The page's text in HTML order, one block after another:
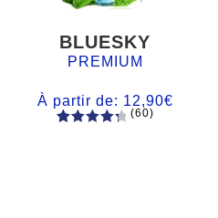
BLUESKY
PREMIUM
À partir de: 12,90€
(60)